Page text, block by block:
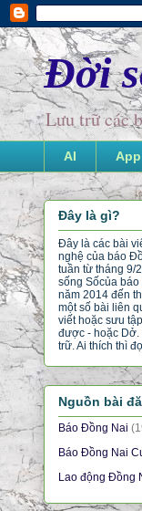
Đời
Lưu trữ các
AI App
Đây là gì?
Đây là các bài
nghệ của báo
tuần từ tháng 9/
sống Sốcủa báo
năm 2014 đến
một số bài liên
viết hoặc sưu
được - hoặc
trữ. Ai thích thì
Nguồn bài
Báo Đồng Nai
Báo Đồng Nai
Lao động Đồng